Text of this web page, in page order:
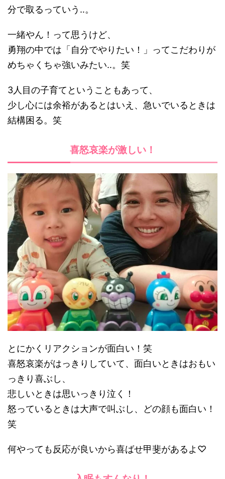
分で取るっていう‥。
一緒やん！って思うけど、
勇翔の中では「自分でやりたい！」ってこだわりが
めちゃくちゃ強いみたい‥。笑
3人目の子育てということもあって、
少し心には余裕があるとはいえ、急いでいるときは
結構困る。笑
喜怒哀楽が激しい！
とにかくリアクションが面白い！笑
喜怒哀楽がはっきりしていて、面白いときはおもい
っきり喜ぶし、
悲しいときは思いっきり泣く！
怒っているときは大声で叫ぶし、どの顔も面白い！
笑
何やっても反応が良いから喜ばせ甲斐があるよ♡